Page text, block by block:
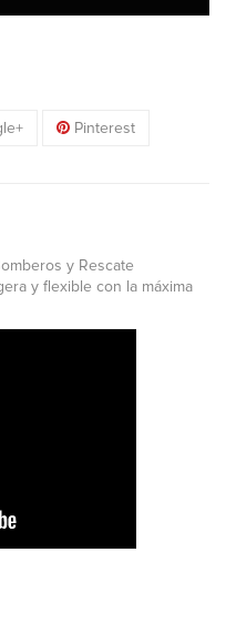
Pinterest
y Rescate
y flexible con la máxima